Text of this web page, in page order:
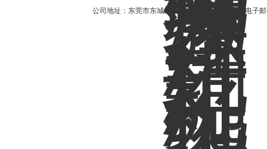
公司地址：东莞市东城街道红宝路4号安泰大厦 电子